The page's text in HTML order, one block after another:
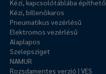
Kézi, kapcsolótáblába építhető
Kézi, billenőkaros
Pneumatikus vezérlésű
Elektromos vezérlésű
Alaplapos
Szelepsziget
NAMUR
Rozsdamentes verzió | VES